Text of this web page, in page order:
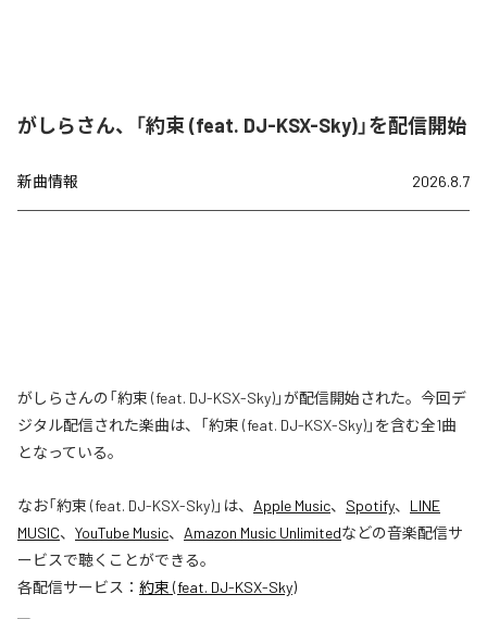
がしらさん、「約束 (feat. DJ-KSX-Sky)」を配信開始
新曲情報 2026.8.7
がしらさんの「約束 (feat. DJ-KSX-Sky)」が配信開始された。今回デ
ジタル配信された楽曲は、「約束 (feat. DJ-KSX-Sky)」を含む全1曲
となっている。
なお「約束 (feat. DJ-KSX-Sky)」は、 Apple Music、 Spotify、 LINE
MUSIC、 YouTube Music、 Amazon Music Unlimitedなどの音楽配信サ
ービスで聴くことができる。
各配信サービス： 約束 (feat. DJ-KSX-Sky)